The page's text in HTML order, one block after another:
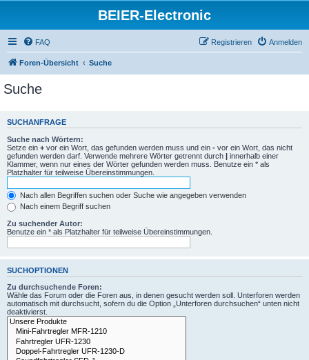
BEIER-Electronic
FAQ Anmelden
Registrieren
Foren-Übersicht Suche
Suche
SUCHANFRAGE
Suche nach Wörtern:
Setze ein + vor ein Wort, das gefunden werden muss und ein - vor ein Wort, das nicht
gefunden werden darf. Verwende mehrere Wörter getrennt durch | innerhalb einer
Klammer, wenn nur eines der Wörter gefunden werden muss. Benutze ein * als
Platzhalter für teilweise Übereinstimmungen.
Nach allen Begriffen suchen oder Suche wie angegeben verwenden
Nach einem Begriff suchen
Zu suchender Autor:
Benutze ein * als Platzhalter für teilweise Übereinstimmungen.
SUCHOPTIONEN
Zu durchsuchende Foren:
Wähle das Forum oder die Foren aus, in denen gesucht werden soll. Unterforen werden
automatisch mit durchsucht, sofern du die Option „Unterforen durchsuchen“ unten nicht
deaktivierst.